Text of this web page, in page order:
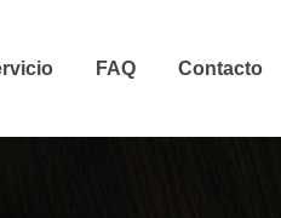
FAQ Contacto